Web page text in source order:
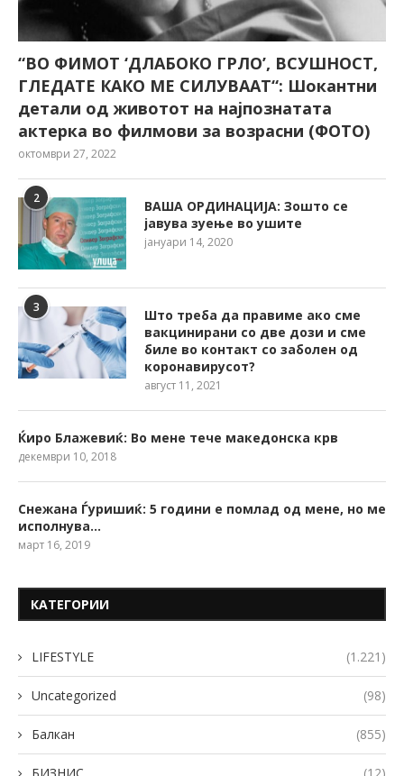
“ВО ФИМОТ ‘ДЛАБОКО ГРЛО’, ВСУШНОСТ,
ГЛЕДАТЕ КАКО МЕ СИЛУВААТ“: Шокантни
детали од животот на најпознатата
актерка во филмови за возрасни (ФОТО)
октомври 27, 2022
2
ВАША ОРДИНАЦИЈА: Зошто се
јавува зуење во ушите
јануари 14, 2020
3
Што треба да правиме ако сме
вакцинирани со две дози и сме
биле во контакт со заболен од
коронавирусот?
август 11, 2021
Ќиро Блажевиќ: Во мене тече македонска крв
декември 10, 2018
Снежана Ѓуришиќ: 5 години е помлад од мене, но ме
исполнува…
март 16, 2019
КАТЕГОРИИ
LIFESTYLE (1.221)
Uncategorized (98)
Балкан (855)